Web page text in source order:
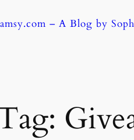
– A Blog by